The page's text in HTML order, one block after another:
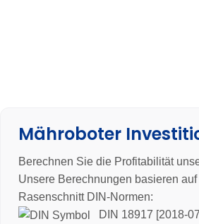
Mähroboter
Berechnen Sie die Profitabilität
Unsere Berechnungen basieren
Rasenschnitt DIN-Normen:
DIN 18917 [2018-